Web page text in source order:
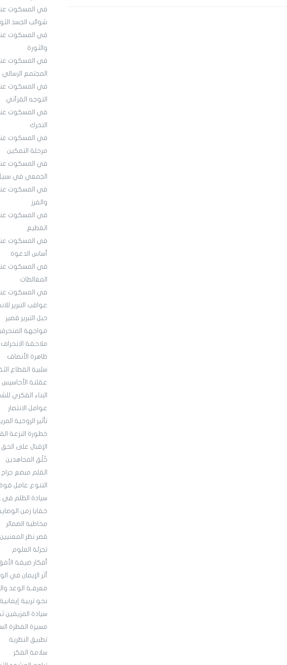
في المسكوت
شوائب الجسد
في المسكوت
والثورة
في المسكوت
المجتمع الرسالي
في المسكوت
التوجه القرآني
في المسكوت
التحرك
في المسكوت
مرحلة التمكين
في المسكوت
الجمعي في سبيل
في المسكوت
والفرز
في المسكوت
القطيع
في المسكوت
أساس الدعوة
في المسكوت
المغالطات
في المسكوت
عواقب التبرير
حبل التبرير قصير
مواجهة
ملاحقة الانحراف
ظاهرة الأنصاف
سلبية القطاع
عقلنة الأحاسيس
البناء الفكري
عوامل الانتصار
تأثير الروحية
خطورة النزعة
الإقبال على الحق
خُلُق المجاهدين
القلم مبضع جراح
التنوع عامل قوة
سيادة الظلم في
خفايا زمن
مخاطبة الضمائر
قصر نظر المعنيين
تجزئة العلوم
أفكار ضيقة
أثر الإيمان في
معرفـة الوعد
نحو تربية إيمانية
سيادة المزيفين
مسيرة الفطرة
تطبيق النظرية
سلامة الفكر